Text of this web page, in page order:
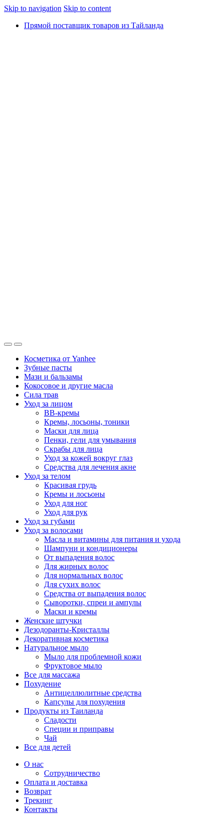
Skip to navigation Skip to content
Прямой поставщик товаров из Тайланда
Косметика от Yanhee
Зубные пасты
Мази и бальзамы
Кокосовое и другие масла
Сила трав
Уход за лицом
BB-кремы
Кремы, лосьоны, тоники
Маски для лица
Пенки, гели для умывания
Скрабы для лица
Уход за кожей вокруг глаз
Средства для лечения акне
Уход за телом
Красивая грудь
Кремы и лосьоны
Уход для ног
Уход для рук
Уход за губами
Уход за волосами
Масла и витамины для питания и ухода
Шампуни и кондиционеры
От выпадения волос
Для жирных волос
Для нормальных волос
Для сухих волос
Средства от выпадения волос
Сыворотки, спреи и ампулы
Маски и кремы
Женские штучки
Дезодоранты-Кристаллы
Декоративная косметика
Натуральное мыло
Мыло для проблемной кожи
Фруктовое мыло
Все для массажа
Похудение
Антицеллюлитные средства
Капсулы для похудения
Продукты из Таиланда
Сладости
Специи и приправы
Чай
Все для детей
О нас
Сотрудничество
Оплата и доставка
Возврат
Трекинг
Контакты